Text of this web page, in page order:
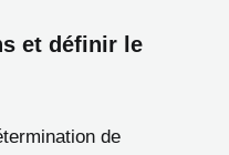
et définir le
de